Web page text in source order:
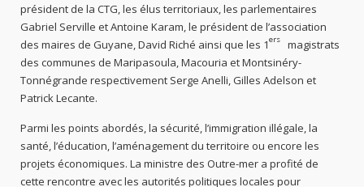
président de la CTG, les élus territoriaux, les parlementaires
Gabriel Serville et Antoine Karam, le président de l’association
des maires de Guyane, David Riché ainsi que les 1ers magistrats
des communes de Maripasoula, Macouria et Montsinéry-
Tonnégrande respectivement Serge Anelli, Gilles Adelson et
Patrick Lecante.
Parmi les points abordés, la sécurité, l’immigration illégale, la
santé, l’éducation, l’aménagement du territoire ou encore les
projets économiques. La ministre des Outre-mer a profité de
cette rencontre avec les autorités politiques locales pour